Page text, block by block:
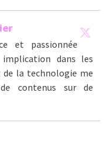
et passionnée
dans les
de la technologie me
contenus sur de